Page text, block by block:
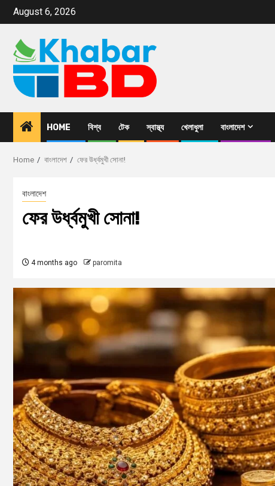
August 6, 2026
HOME বিশ্ব টেক স্বাস্থ্য খেলাধুলা বাংলাদেশ
Home বাংলাদেশ ফের উর্ধ্বমুখী সোনা!
বাংলাদেশ
ফের উর্ধ্বমুখী সোনা!
4 months ago paromita